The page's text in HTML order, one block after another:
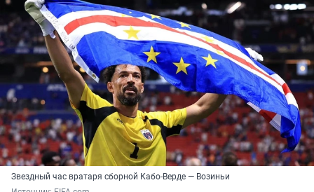
Звездный час вратаря сборной Кабо-Верде — Возиньи